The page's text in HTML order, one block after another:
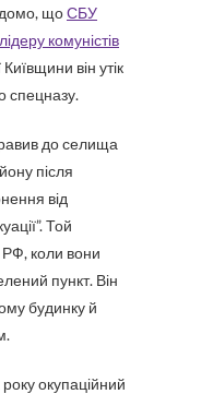
щоСБУ
комуністів
Київщини він утік
спецназу.
до селища
після
від
Той
РФ, коли вони
пункт. Він
будинку й
окупаційний